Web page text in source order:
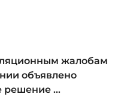
жалобам
объявлено
решение ...